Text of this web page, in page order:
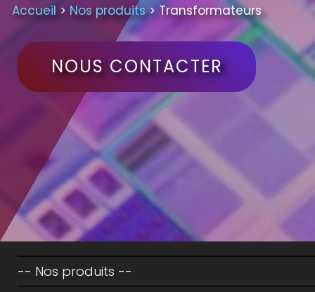
Accueil > Nos produits> Transformateurs
NOUS CONTACTER
-- Nos produits --